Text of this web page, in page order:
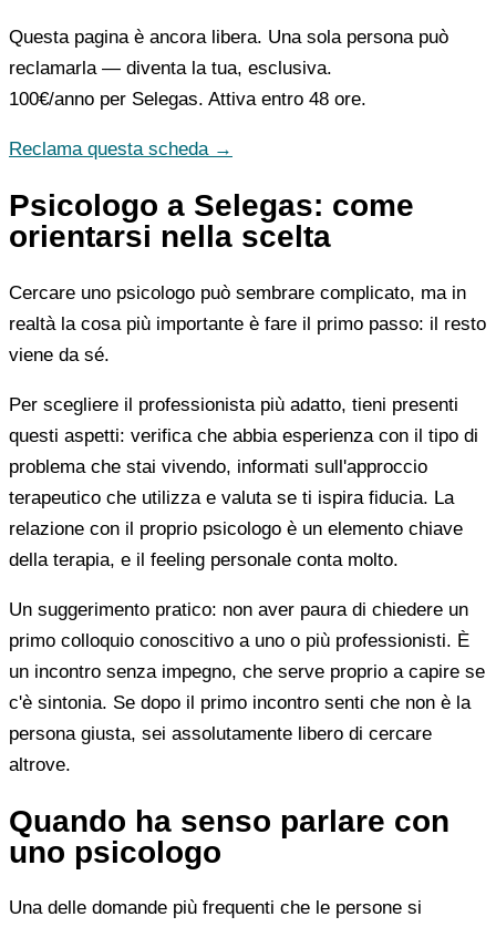
Questa pagina è ancora libera. Una sola persona può
reclamarla — diventa la tua, esclusiva.
100€/anno per Selegas. Attiva entro 48 ore.
Reclama questa scheda →
Psicologo a Selegas: come
orientarsi nella scelta
Cercare uno psicologo può sembrare complicato, ma in
realtà la cosa più importante è fare il primo passo: il resto
viene da sé.
Per scegliere il professionista più adatto, tieni presenti
questi aspetti: verifica che abbia esperienza con il tipo di
problema che stai vivendo, informati sull'approccio
terapeutico che utilizza e valuta se ti ispira fiducia. La
relazione con il proprio psicologo è un elemento chiave
della terapia, e il feeling personale conta molto.
Un suggerimento pratico: non aver paura di chiedere un
primo colloquio conoscitivo a uno o più professionisti. È
un incontro senza impegno, che serve proprio a capire se
c'è sintonia. Se dopo il primo incontro senti che non è la
persona giusta, sei assolutamente libero di cercare
altrove.
Quando ha senso parlare con
uno psicologo
Una delle domande più frequenti che le persone si